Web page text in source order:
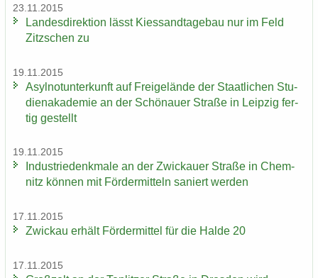
23.11.2015
Lan­des­di­rek­ti­on lässt Kies­sand­ta­ge­bau nur im Feld
Zitz­schen zu
19.11.2015
Asyl­not­un­ter­kunft auf Frei­ge­län­de der Staat­li­chen Stu­
di­en­aka­de­mie an der Schö­nau­er Stra­ße in Leip­zig fer­
tig ge­stellt
19.11.2015
In­dus­trie­denk­ma­le an der Zwi­ckau­er Stra­ße in Chem­
nitz kön­nen mit För­der­mit­teln sa­niert wer­den
17.11.2015
Zwi­ckau er­hält För­der­mit­tel für die Halde 20
17.11.2015